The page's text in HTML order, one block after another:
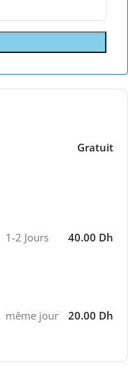
Gratuit
1-2 Jours 40.00 Dh
même jour 20.00 Dh